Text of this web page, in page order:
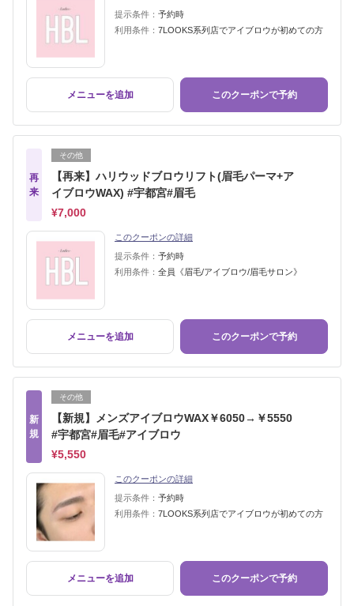
提示条件： 予約時
利用条件： 7LOOKS系列店でアイブロウが初めての方
メニューを追加 このクーポンで予約
再
来
その他
【再来】ハリウッドブロウリフト(眉毛パーマ+ア
イブロウWAX) #宇都宮#眉毛
¥7,000
このクーポンの詳細
提示条件： 予約時
利用条件： 全員《眉毛/アイブロウ/眉毛サロン》
メニューを追加 このクーポンで予約
新
規
その他
【新規】メンズアイブロウWAX￥6050→￥5550
#宇都宮#眉毛#アイブロウ
¥5,550
このクーポンの詳細
提示条件： 予約時
利用条件： 7LOOKS系列店でアイブロウが初めての方
メニューを追加 このクーポンで予約